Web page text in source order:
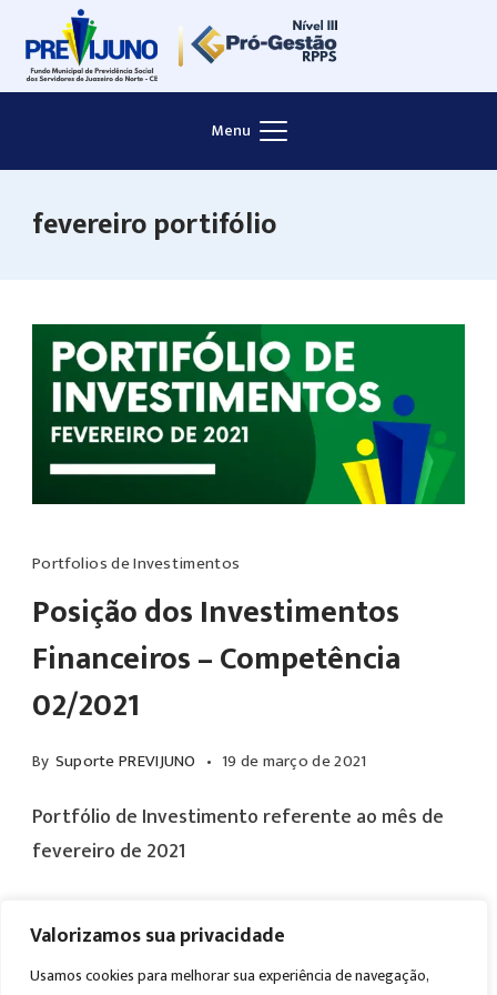
Valorizamos sua privacidade
Usamos cookies para melhorar sua experiência de navegação,
content
Menu
fevereiro portifólio
Portfolios de Investimentos
Posição dos Investimentos
Financeiros – Competência
02/2021
By Suporte PREVIJUNO 19 de março de 2021
Portfólio de Investimento referente ao mês de
fevereiro de 2021
Read More